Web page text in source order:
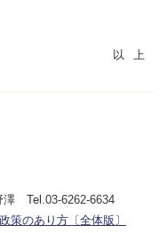
Tel.03-6262-6634
のあり方〔全体版〕